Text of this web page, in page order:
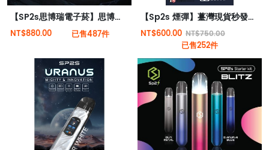
【SP2s思博瑞電子菸】思博瑞 SP2 PRO 主機
NT$880.00 已售487件
【Sp2s 煙彈】薹灣現貨秒發貨（三顆裝） | 兼容Relx、sp2s、Candy等一代主機
NT$600.00 NT$750.00
已售252件